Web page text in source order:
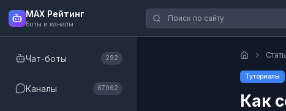
MAX Рейтинг
Боты и каналы
Чат-боты 292
Каналы 67962
Туториалы
Как